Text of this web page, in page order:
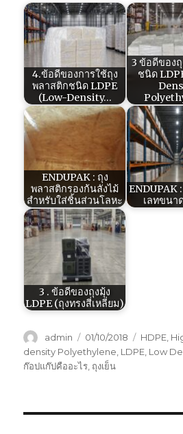
4.ข้อดีของการใช้ถุง
พลาสติกชนิด LDPE
(Low-Density…
3 ข้อดีของ
ชนิด
ENDUPAK : ถุง
พลาสติกรองก้นลังไม้
สำหรับใส่ชิ้นส่วนโลหะ
ENDUPAK
เลทขน
3 . ข้อดีของถุงมุ้ง
LDPE (ถุงทรงสี่เหลี่ยม)
Author
admin
Posted
on
01/10/2018 Tags
HDPE
density Polyethylene, LDPE, Low
ก๊อปแก๊ปคืออะไร, ถุงเย็น